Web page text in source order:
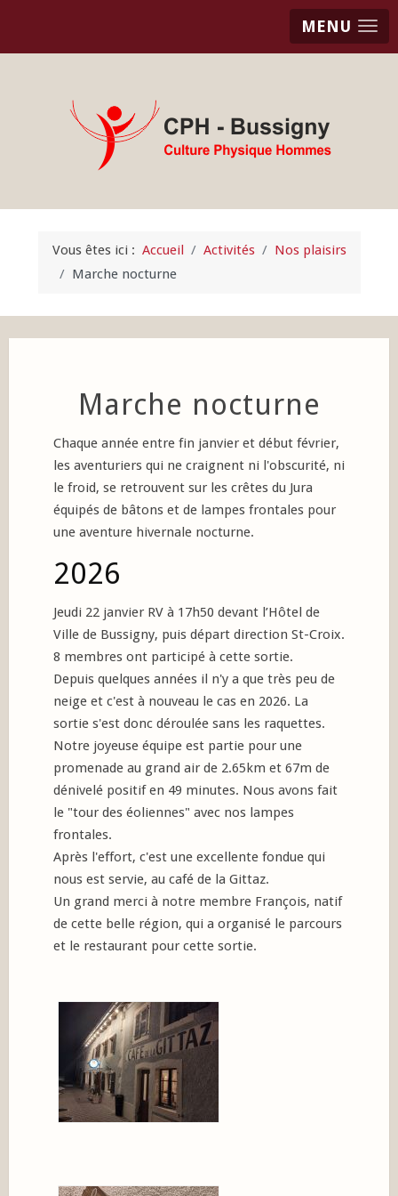
MENU
Vous êtes ici : Accueil Activités
Nos plaisirs
Marche nocturne
Marche nocturne
Chaque année entre fin janvier et début février,
les aventuriers qui ne craignent ni l'obscurité, ni
le froid, se retrouvent sur les crêtes du Jura
équipés de bâtons et de lampes frontales pour
une aventure hivernale nocturne.
2026
Jeudi 22 janvier RV à 17h50 devant l’Hôtel de
Ville de Bussigny, puis départ direction St-Croix.
8 membres ont participé à cette sortie.
Depuis quelques années il n'y a que très peu de
neige et c'est à nouveau le cas en 2026. La
sortie s'est donc déroulée sans les raquettes.
Notre joyeuse équipe est partie pour une
promenade au grand air de 2.65km et 67m de
dénivelé positif en 49 minutes. Nous avons fait
le "tour des éoliennes" avec nos lampes
frontales.
Après l'effort, c'est une excellente fondue qui
nous est servie, au café de la Gittaz.
Un grand merci à notre membre François, natif
de cette belle région, qui a organisé le parcours
et le restaurant pour cette sortie.